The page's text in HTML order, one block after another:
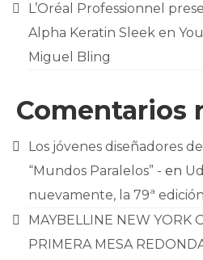
L’Oréal Professionnel
Alpha Keratin Sleek en
Miguel Bling
Comentarios
Los jóvenes diseñadores
“Mundos Paralelos” - en
nuevamente, la 79ª
MAYBELLINE NEW YORK
PRIMERA MESA